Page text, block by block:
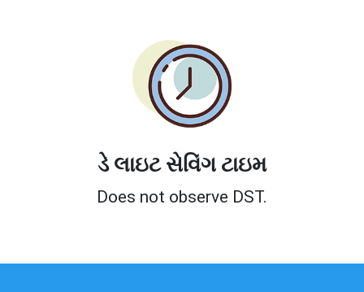
ડે લાઇટ સેવિંગ ટાઇમ
Does not observe DST.